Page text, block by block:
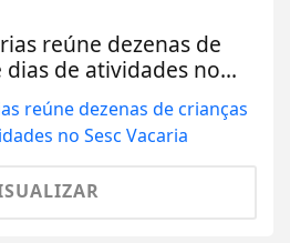
reúne dezenas de
de atividades no...